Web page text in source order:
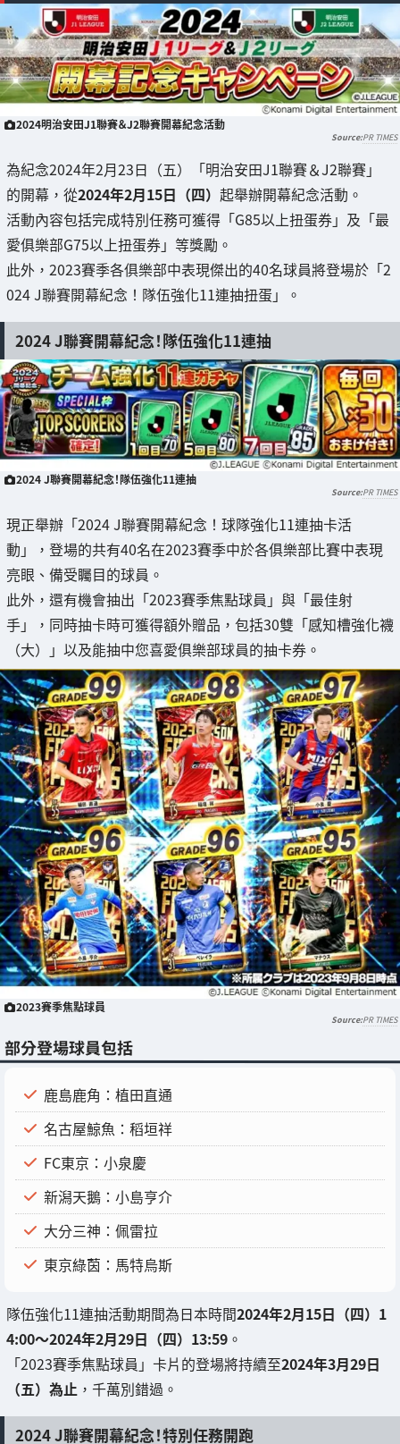
2024明治安田J1聯賽＆J2聯賽開幕紀念活動
PR TIMES
為紀念2024年2月23日（五）「明治安田J1聯賽＆J2聯賽」
的開幕，從2024年2月15日（四） 起舉辦開幕紀念活動。
活動內容包括完成特別任務可獲得「G85以上扭蛋券」及「最
愛俱樂部G75以上扭蛋券」等獎勵。
此外，2023賽季各俱樂部中表現傑出的40名球員將登場於「2
024 J聯賽開幕紀念！隊伍強化11連抽扭蛋」。
2024 J聯賽開幕紀念！隊伍強化11連抽
2024 J聯賽開幕紀念！隊伍強化11連抽
PR TIMES
現正舉辦「2024 J聯賽開幕紀念！球隊強化11連抽卡活
動」，登場的共有40名在2023賽季中於各俱樂部比賽中表現
亮眼、備受矚目的球員。
此外，還有機會抽出「2023賽季焦點球員」與「最佳射
手」，同時抽卡時可獲得額外贈品，包括30雙「感知槽強化襪
（大）」以及能抽中您喜愛俱樂部球員的抽卡券。
2023賽季焦點球員
PR TIMES
部分登場球員包括
鹿島鹿角：植田直通
名古屋鯨魚：稻垣祥
FC東京：小泉慶
新潟天鵝：小島亨介
大分三神：佩雷拉
東京綠茵：馬特烏斯
隊伍強化11連抽活動期間為日本時間2024年2月15日（四）1
4:00～2024年2月29日（四）13:59 。
「2023賽季焦點球員」卡片的登場將持續至2024年3月29日
（五）為止 ，千萬別錯過。
2024 J聯賽開幕紀念！特別任務開跑